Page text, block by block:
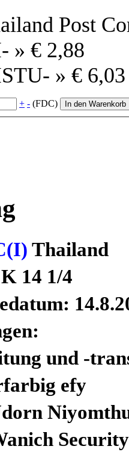
Post
-FDC(I)-I- » € 2,88
-FDC(I)-ISTU- » € 6,03
+ - (FDC) In den Warenkorb
Thailand
14 1/4
und -
efy